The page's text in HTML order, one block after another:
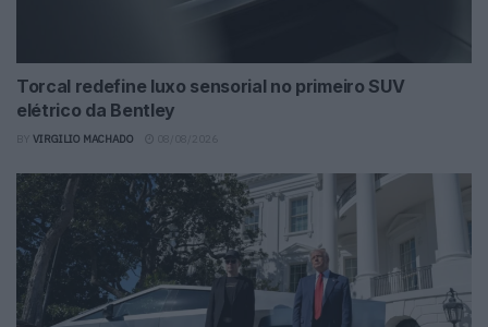
Torcal redefine luxo sensorial no primeiro SUV
elétrico da Bentley
VIRGILIO MACHADO